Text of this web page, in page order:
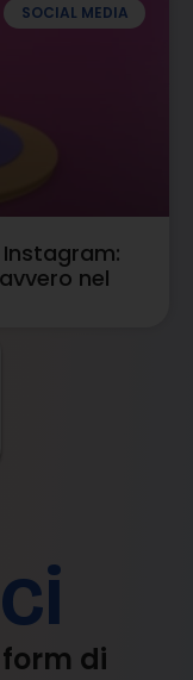
SOCIAL MEDIA
Instagram:
nel
di